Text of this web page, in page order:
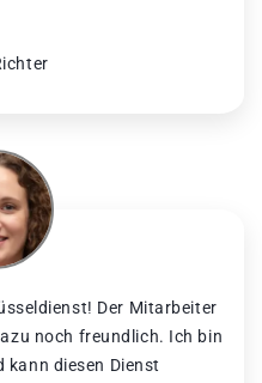
Der Mitarbeiter
noch freundlich. Ich bin
kann diesen Dienst